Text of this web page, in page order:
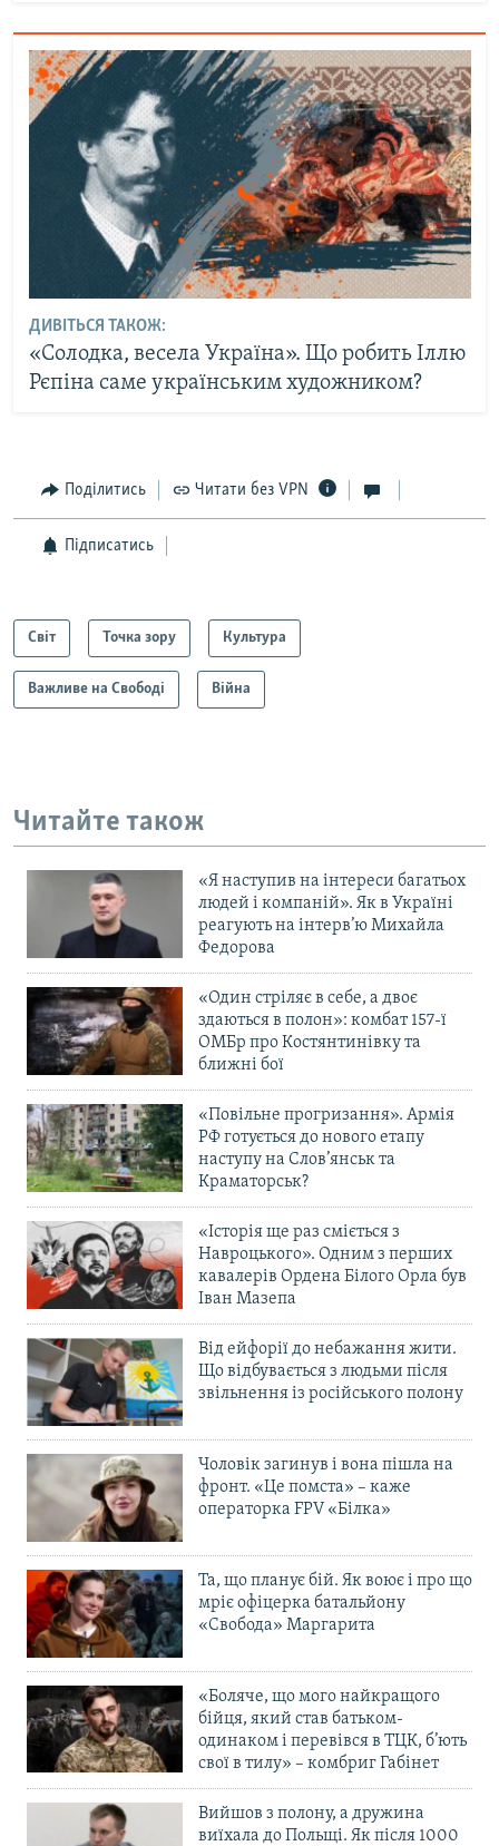
ДИВІТЬСЯ ТАКОЖ:
«Солодка, весела Україна». Що робить Іллю
Рєпіна саме українським художником?
Поділитись Читати без VPN
Підписатись
Світ Точка зору Культура
Важливе на Свободі Війна
Читайте також
«Я наступив на інтереси багатьох
людей і компаній». Як в Україні
реагують на інтерв’ю Михайла
Федорова
«Один стріляє в себе, а двоє
здаються в полон»: комбат 157-ї
ОМБр про Костянтинівку та
ближні бої
«Повільне прогризання». Армія
РФ готується до нового етапу
наступу на Слов’янськ та
Краматорськ?
«Історія ще раз сміється з
Навроцького». Одним з перших
кавалерів Ордена Білого Орла був
Іван Мазепа
Від ейфорії до небажання жити.
Що відбувається з людьми після
звільнення із російського полону
Чоловік загинув і вона пішла на
фронт. «Це помста» – каже
операторка FPV «Білка»
Та, що планує бій. Як воює і про що
мріє офіцерка батальйону
«Свобода» Маргарита
«Боляче, що мого найкращого
бійця, який став батьком-
одинаком і перевівся в ТЦК, б’ють
свої в тилу» – комбриг Габінет
Вийшов з полону, а дружина
виїхала до Польщі. Як після 1000